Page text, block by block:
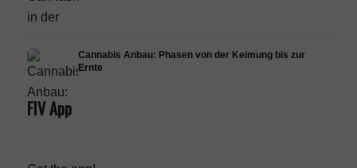
Cannabis Anbau: Phasen von der Keimung bis zur
Ernte
FIV App